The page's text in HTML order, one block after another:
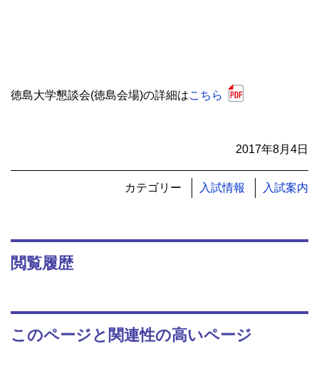
徳島大学懇談会(徳島会場)の詳細はこちら
2017年8月4日
カテゴリー 入試情報 入試案内
閲覧履歴
このページと関連性の高いページ